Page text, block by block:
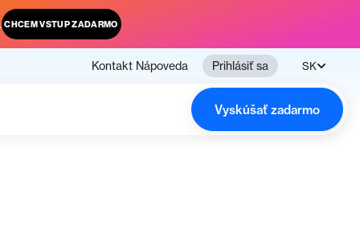
CHCEM VSTUP ZADARMO
Kontakt Nápoveda Prihlásiť sa SK
Vyskúšať zadarmo